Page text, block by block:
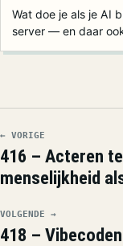
Wat doe je als je AI
server — en daar
← VORIGE
416 – Acteren
menselijkheid
VOLGENDE →
418 –